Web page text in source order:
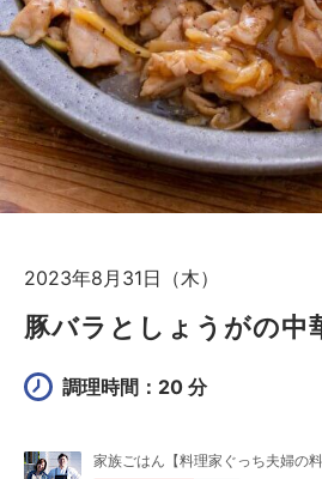
2023年8月31日（木）
豚バラとしょうがの中
調理時間：20 分